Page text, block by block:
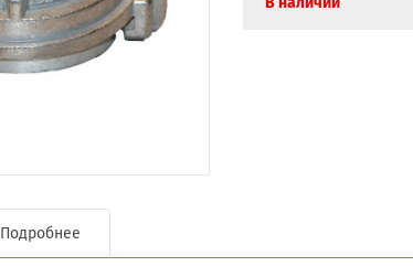
Подробнее